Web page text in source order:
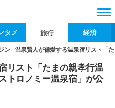
タメ 旅行 経済
ン 温泉賢人が偏愛する温泉宿リスト「
リスト「たまの親孝行温
トロノミー温泉宿」が公